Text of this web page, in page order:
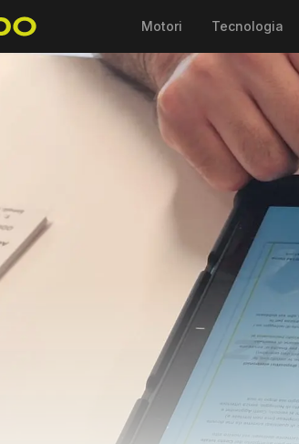
Motori Tecnologia